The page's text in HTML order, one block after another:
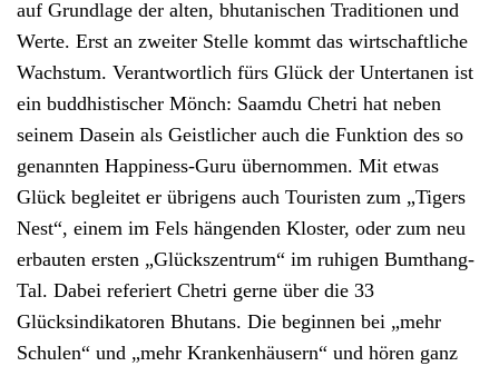
auf Grundlage der alten, bhutanischen Traditionen und
Werte. Erst an zweiter Stelle kommt das wirtschaftliche
Wachstum. Verantwortlich fürs Glück der Untertanen ist
ein buddhistischer Mönch: Saamdu Chetri hat neben
seinem Dasein als Geistlicher auch die Funktion des so
genannten Happiness-Guru übernommen. Mit etwas
Glück begleitet er übrigens auch Touristen zum „Tigers
Nest“, einem im Fels hängenden Kloster, oder zum neu
erbauten ersten „Glückszentrum“ im ruhigen Bumthang-
Tal. Dabei referiert Chetri gerne über die 33
Glücksindikatoren Bhutans. Die beginnen bei „mehr
Schulen“ und „mehr Krankenhäusern“ und hören ganz